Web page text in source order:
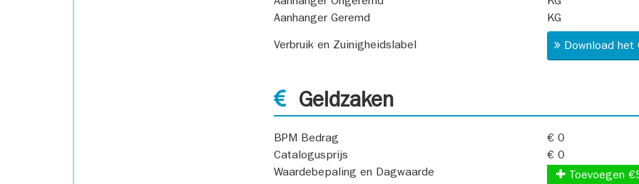
Aanhanger Geremd
KG
Verbruik en Zuinigheidslabel Download
Geldzaken
BPM Bedrag
€ 0
Catalogusprijs
€ 0
Waardebepaling en Dagwaarde
Toevoegen